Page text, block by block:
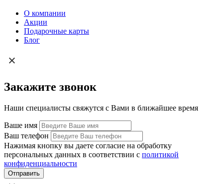
О компании
Акции
Подарочные карты
Блог
Закажите звонок
Наши специалисты свяжутся с Вами в ближайшее время
Ваше имя
Ваш телефон
Нажимая кнопку вы даете согласие на обработку
персональных данных в соответствии с политикой
конфиденциальности
Отправить